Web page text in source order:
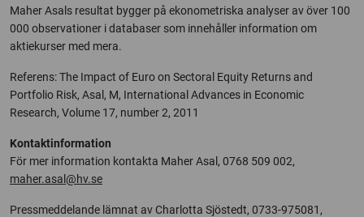
Maher Asals resultat bygger på ekonometriska analyser av över 100
000 observationer i databaser som innehåller information om
aktiekurser med mera.
Referens: The Impact of Euro on Sectoral Equity Returns and
Portfolio Risk, Asal, M, International Advances in Economic
Research, Volume 17, number 2, 2011
Kontaktinformation
För mer information kontakta Maher Asal, 0768 509 002,
maher.asal@hv.se
Pressmeddelande lämnat av Charlotta Sjöstedt, 0733-975081,